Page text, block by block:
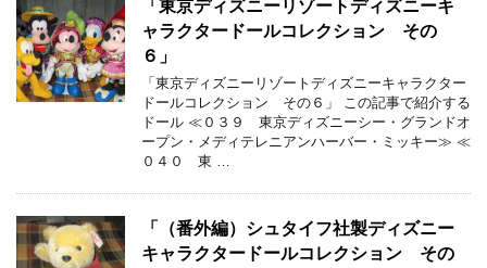
「東京ディズニーリゾートディズニーキ
ャラクタードールコレクション その
６」
「東京ディズニーリゾートディズニーキャラクター
ドールコレクション その６」 この記事で紹介する
ドール ≪０３９ 東京ディズニーシー・グランドオ
ープン・メディテレニアンハーバー・ミッキー≫ ≪
０４０ 東 …
「（番外編）シュタイフ社製ディズニー
キャラクタードールコレクション その